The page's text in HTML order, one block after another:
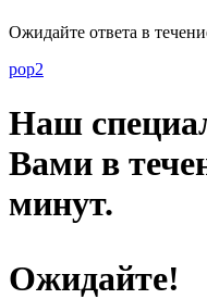
Ожидайте ответа в
pop2
Наш
Вами в
минут.
Ожидайте!